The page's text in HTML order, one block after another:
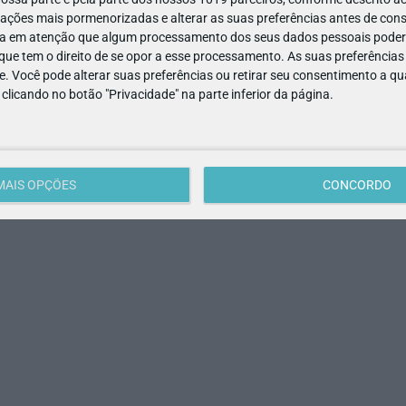
mais pormenorizadas e alterar as suas preferências antes de
em atenção que algum processamento dos seus dados pessoais
tem o direito de se opor a esse processamento. As suas
Você pode alterar suas preferências ou retirar seu consentimento a
no botão "Privacidade" na parte inferior da página.
OPÇÕES CONCORDO
que o que se aprende se partilha, com os avós, professores
malvado!
especial: ensinar às crianças os principais sinais de AVC e
que impede o sangue de chegar ao cérebro.